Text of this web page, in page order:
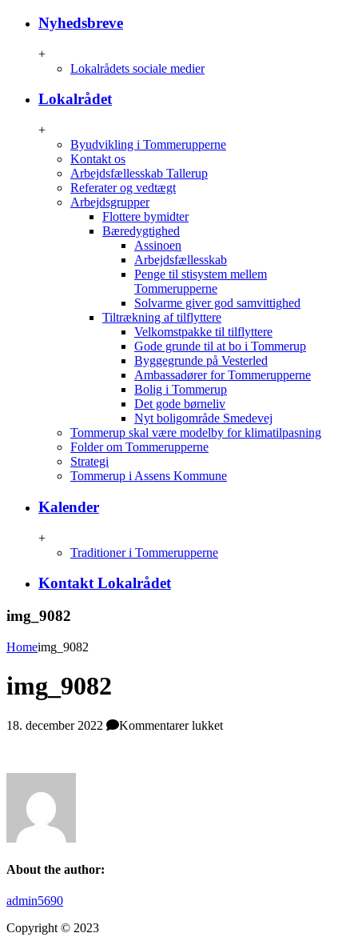
Nyhedsbreve
+
Lokalrådets sociale medier
Lokalrådet
+
Byudvikling i Tommerupperne
Kontakt os
Arbejdsfællesskab Tallerup
Referater og vedtægt
Arbejdsgrupper
Flottere bymidter
Bæredygtighed
Assinoen
Arbejdsfællesskab
Penge til stisystem mellem
Tommerupperne
Solvarme giver god samvittighed
Tiltrækning af tilflyttere
Velkomstpakke til tilflyttere
Gode grunde til at bo i Tommerup
Byggegrunde på Vesterled
Ambassadører for Tommerupperne
Bolig i Tommerup
Det gode børneliv
Nyt boligområde Smedevej
Tommerup skal være modelby for klimatilpasning
Folder om Tommerupperne
Strategi
Tommerup i Assens Kommune
Kalender
+
Traditioner i Tommerupperne
Kontakt Lokalrådet
img_9082
Homeimg_9082
img_9082
18. december 2022 Kommentarer lukkettil
About the author:
admin5690
Copyright © 2023